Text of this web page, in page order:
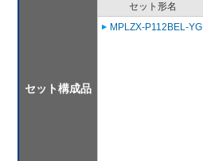
セット構成品
セット形名
MPLZX-P112BEL-YG